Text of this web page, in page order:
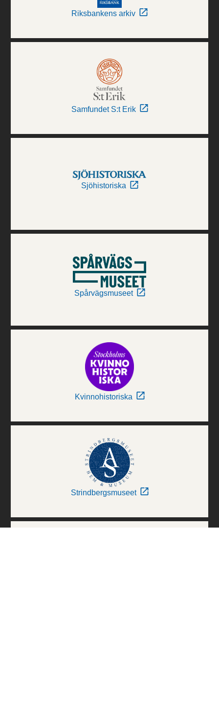
Riksbankens arkiv
Samfundet S:t Erik
Sjöhistoriska
Spårvägsmuseet
Kvinnohistoriska
Strindbergsmuseet